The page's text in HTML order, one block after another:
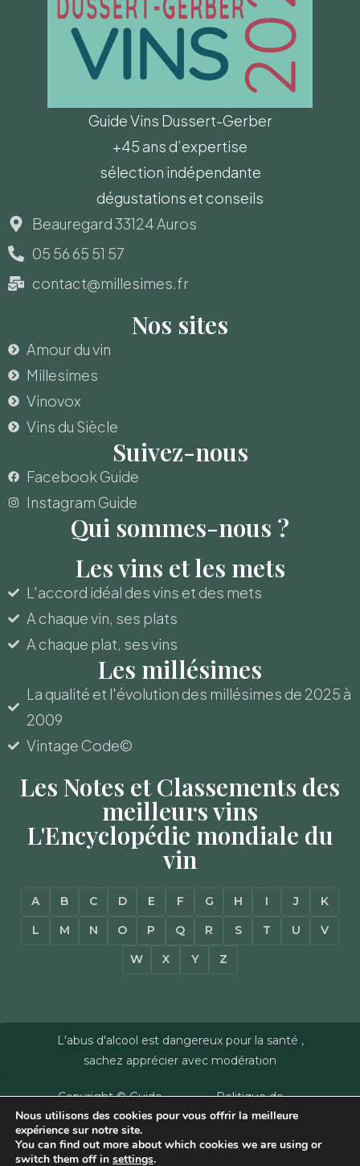
Guide Vins Dussert-Gerber
+45 ans d’expertise
sélection indépendante
dégustations et conseils
Beauregard 33124 Auros
05 56 65 51 57
contact@millesimes.fr
Nos sites
Amour du vin
Millesimes
Vinovox
Vins du Siècle
Suivez-nous
Facebook Guide
Instagram Guide
Qui sommes-nous ?
Les vins et les mets
L'accord idéal des vins et des mets
A chaque vin, ses plats
A chaque plat, ses vins
Les millésimes
La qualité et l'évolution des millésimes de 2025 à
2009
Vintage Code©
Les Notes et Classements des
meilleurs vins
L'Encyclopédie mondiale du
vin
A B C D E F G H I J
K
L
M N O P Q R S T U
V
W
X Y Z
L'abus d'alcool est dangereux pour la santé ,
sachez apprécier avec modération
Copyright © Guide
des Vins - Sas
Millésimes et
Dussert-Gerber -
Politique de
confidentialité–
Nous utilisons des cookies pour vous offrir la meilleure
expérience sur notre site.
You can find out more about which cookies we are using or
switch them off in settings.